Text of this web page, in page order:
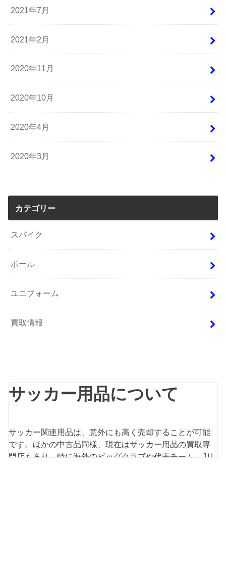
2021年7月
2021年2月
2020年11月
2020年10月
2020年4月
2020年3月
カテゴリー
スパイク
ボール
ユニフォーム
買取情報
サッカー用品について
サッカー関連用品は、意外にも高く売却することが可能
です。ほかの中古品同様、現在はサッカー用品の買取専
門店もあり、特に海外のビッグクラブや代表チーム、Jリ